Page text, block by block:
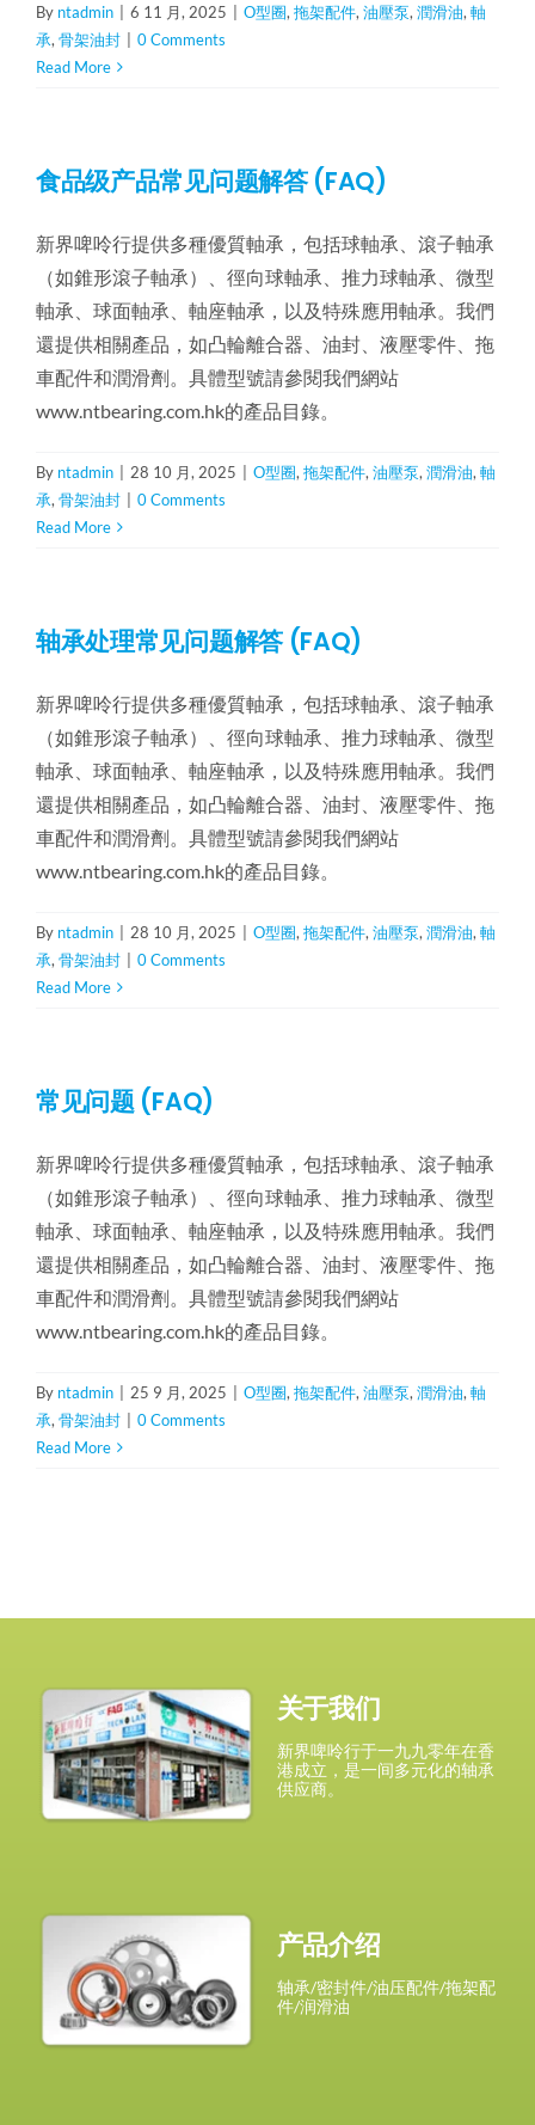
By ntadmin 6 11 月, 2025 O型圈, 拖架配件, 油壓泵, 潤滑油, 軸
承, 骨架油封
0 Comments
Read More
食品级产品常见问题解答 (FAQ)
新界啤呤行提供多種優質軸承，包括球軸承、滾子軸承
（如錐形滾子軸承）、徑向球軸承、推力球軸承、微型
軸承、球面軸承、軸座軸承，以及特殊應用軸承。我們
還提供相關產品，如凸輪離合器、油封、液壓零件、拖
車配件和潤滑劑。具體型號請參閱我們網站
www.ntbearing.com.hk的產品目錄。
By ntadmin 28 10 月, 2025 O型圈, 拖架配件, 油壓泵, 潤滑油, 軸
承, 骨架油封
0 Comments
Read More
轴承处理常见问题解答 (FAQ)
新界啤呤行提供多種優質軸承，包括球軸承、滾子軸承
（如錐形滾子軸承）、徑向球軸承、推力球軸承、微型
軸承、球面軸承、軸座軸承，以及特殊應用軸承。我們
還提供相關產品，如凸輪離合器、油封、液壓零件、拖
車配件和潤滑劑。具體型號請參閱我們網站
www.ntbearing.com.hk的產品目錄。
By ntadmin 28 10 月, 2025 O型圈, 拖架配件, 油壓泵, 潤滑油, 軸
承, 骨架油封
0 Comments
Read More
常见问题 (FAQ)
新界啤呤行提供多種優質軸承，包括球軸承、滾子軸承
（如錐形滾子軸承）、徑向球軸承、推力球軸承、微型
軸承、球面軸承、軸座軸承，以及特殊應用軸承。我們
還提供相關產品，如凸輪離合器、油封、液壓零件、拖
車配件和潤滑劑。具體型號請參閱我們網站
www.ntbearing.com.hk的產品目錄。
By ntadmin 25 9 月, 2025 O型圈, 拖架配件, 油壓泵, 潤滑油, 軸
承, 骨架油封
0 Comments
Read More
关于我们
新界啤呤行于一九九零年在香
港成立，是一间多元化的轴承
供应商。
产品介绍
轴承/密封件/油压配件/拖架配
件/润滑油